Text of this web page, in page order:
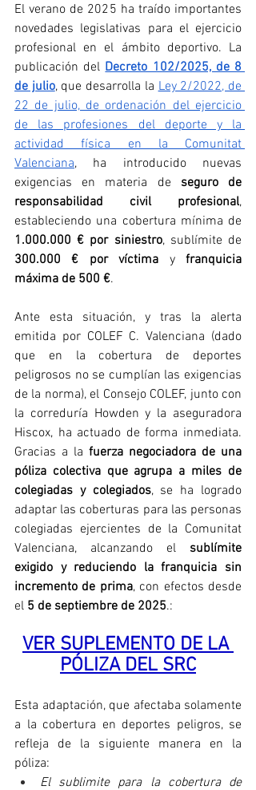
El verano de 2025 ha traído importantes
novedades legislativas para el ejercicio
profesional en el ámbito deportivo. La
publicación del Decreto 102/2025, de 8
de julio, que desarrolla la Ley 2/2022, de
22 de julio, de ordenación del ejercicio
de las profesiones del deporte y la
actividad física en la Comunitat
Valenciana, ha introducido nuevas
exigencias en materia de seguro de
responsabilidad civil profesional,
1.000.000 € por siniestro
300.000 € por víctima y franquicia
máxima de 500 €.
Ante esta situación, y tras la alerta
emitida por COLEF C. Valenciana (dado
que en la cobertura de deportes
peligrosos no se cumplían las exigencias
de la norma), el Consejo COLEF, junto con
la correduría Howden y la aseguradora
Hiscox, ha actuado de forma inmediata.
Gracias a la fuerza negociadora de una
póliza colectiva que agrupa a miles de
colegiadas y colegiados, se ha logrado
adaptar las coberturas para las personas
colegiadas ejercientes de la Comunitat
Valenciana, alcanzando el sublímite
exigido y reduciendo la franquicia sin
incremento de prima, con efectos desde
el 5 de septiembre de 2025.:
VER SUPLEMENTO DE LA
PÓLIZA DEL SRC
Esta adaptación, que afectaba solamente
a la cobertura en deportes peligros, se
refleja de la siguiente manera en la
póliza:
El sublimite para la cobertura de